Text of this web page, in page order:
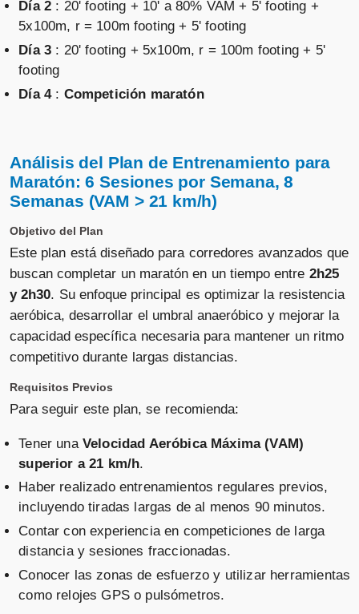
Día 2 : 20' footing + 10' a 80% VAM + 5' footing +
5x100m, r = 100m footing + 5' footing
Día 3 : 20' footing + 5x100m, r = 100m footing + 5'
footing
Día 4: Competición maratón
Análisis del Plan de Entrenamiento para
Maratón: 6 Sesiones por Semana, 8
Semanas (VAM > 21 km/h)
Objetivo del Plan
Este plan está diseñado para corredores avanzados que
buscan completar un maratón en un tiempo entre 2h25
y 2h30. Su enfoque principal es optimizar la resistencia
aeróbica, desarrollar el umbral anaeróbico y mejorar la
capacidad específica necesaria para mantener un ritmo
competitivo durante largas distancias.
Requisitos Previos
Para seguir este plan, se recomienda:
Tener una Velocidad Aeróbica Máxima (VAM)
superior a 21 km/h.
Haber realizado entrenamientos regulares previos,
incluyendo tiradas largas de al menos 90 minutos.
Contar con experiencia en competiciones de larga
distancia y sesiones fraccionadas.
Conocer las zonas de esfuerzo y utilizar herramientas
como relojes GPS o pulsómetros.